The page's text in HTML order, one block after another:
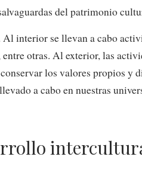
del patrimonio
interior se llevan a cabo
otras. Al exterior, las
los valores propios y
a cabo en nuestras